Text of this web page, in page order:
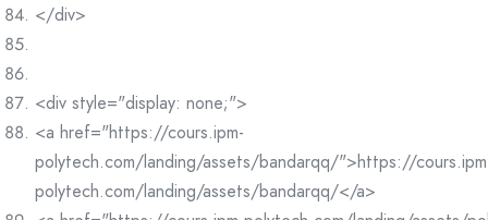
</div>
<div style="display: none;">
<a href="https://cours.ipm-
polytech.com/landing/assets/bandarqq/">https://
polytech.com/landing/assets/bandarqq/</a>